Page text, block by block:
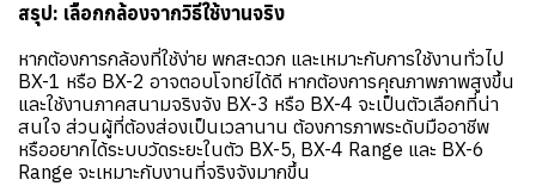
สรุป: เลือกกล้องจากวิธีใช้งานจริง
หากต้องการกล้องที่ใช้ง่าย พกสะดวก และเหมาะกับการใช้งานทั่วไป
BX-1 หรือ BX-2 อาจตอบโจทย์ได้ดี หากต้องการคุณภาพภาพสูงขึ้น
และใช้งานภาคสนามจริงจัง BX-3 หรือ BX-4 จะเป็นตัวเลือกที่น่า
สนใจ ส่วนผู้ที่ต้องส่องเป็นเวลานาน ต้องการภาพระดับมืออาชีพ
หรืออยากได้ระบบวัดระยะในตัว BX-5, BX-4 Range และ BX-6
Range จะเหมาะกับงานที่จริงจังมากขึ้น